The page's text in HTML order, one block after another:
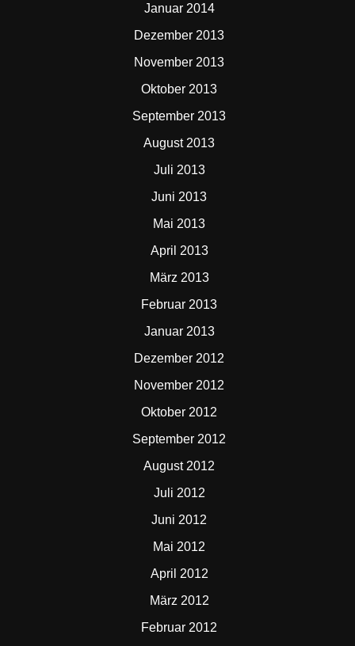
Januar 2014
Dezember 2013
November 2013
Oktober 2013
September 2013
August 2013
Juli 2013
Juni 2013
Mai 2013
April 2013
März 2013
Februar 2013
Januar 2013
Dezember 2012
November 2012
Oktober 2012
September 2012
August 2012
Juli 2012
Juni 2012
Mai 2012
April 2012
März 2012
Februar 2012